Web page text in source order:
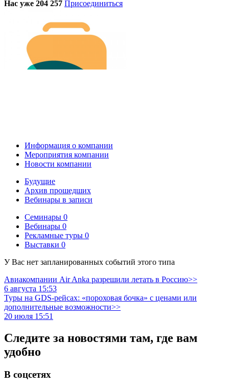
Нас уже 204 257 Присоединиться
Информация о компании
Мероприятия компании
Новости компании
Будущие
Архив прошедших
Вебинары в записи
Семинары 0
Вебинары 0
Рекламные туры 0
Выставки 0
У Вас нет запланированных событий этого типа
Авиакомпании Air Anka разрешили летать в Россию>>
6 августа 15:53
Туры на GDS-рейсах: «пороховая бочка» с ценами или
дополнительные возможности>>
20 июля 15:51
Следите за новостями там, где вам
удобно
В соцсетях